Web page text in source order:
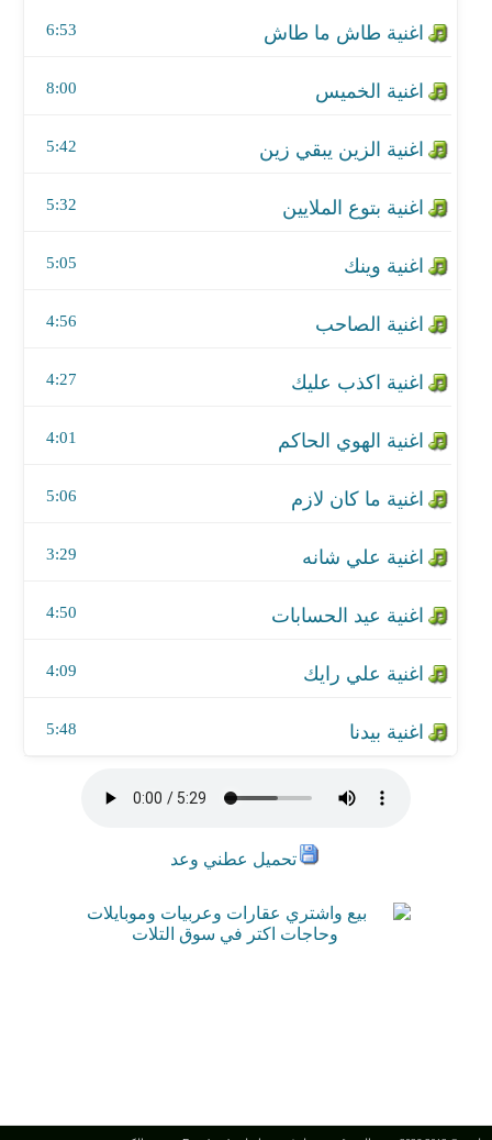
6:53
8:00
5:42
5:32
5:05
اغنية الصاحب
4:56
اغنية اكذب عليك
4:27
اغنية الهوي الحاكم
4:01
اغنية ما كان لازم
5:06
3:29
4:50
4:09
اغنية بيدنا
5:48
تحميل عطني وعد